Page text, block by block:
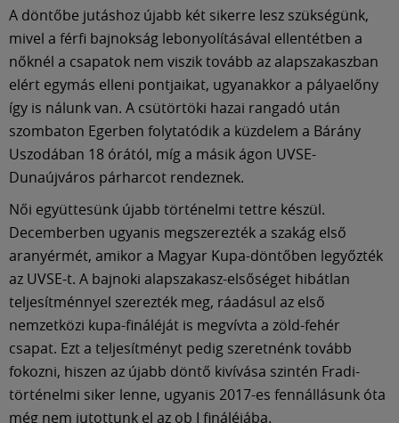
A döntőbe jutáshoz újabb két sikerre lesz szükségünk,
mivel a férfi bajnokság lebonyolításával ellentétben a
nőknél a csapatok nem viszik tovább az alapszakaszban
elért egymás elleni pontjaikat, ugyanakkor a pályaelőny
így is nálunk van. A csütörtöki hazai rangadó után
szombaton Egerben folytatódik a küzdelem a Bárány
Uszodában 18 órától, míg a másik ágon UVSE-
Dunaújváros párharcot rendeznek.
Női együttesünk újabb történelmi tettre készül.
Decemberben ugyanis megszerezték a szakág első
aranyérmét, amikor a Magyar Kupa-döntőben legyőzték
az UVSE-t. A bajnoki alapszakasz-elsőséget hibátlan
teljesítménnyel szerezték meg, ráadásul az első
nemzetközi kupa-fináléját is megvívta a zöld-fehér
csapat. Ezt a teljesítményt pedig szeretnénk tovább
fokozni, hiszen az újabb döntő kivívása szintén Fradi-
történelmi siker lenne, ugyanis 2017-es fennállásunk óta
még nem jutottunk el az ob I fináléjába.